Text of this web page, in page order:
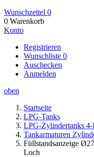
Wunschzettel 0
0 Warenkorb
Konto
Registrieren
Wunschliste 0
Auschecken
Anmelden
oben
Startseite
LPG-Tanks
LPG-Zylindertanks
Tankarmaturen
Füllstandsanzeige
Loch